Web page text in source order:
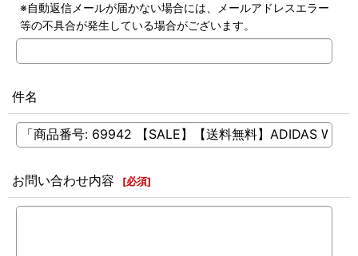
※自動返信メールが届かない場合には、メールアドレスエラー
等の不具合が発生している場合がございます。
件名
お問い合わせ内容 [必須]